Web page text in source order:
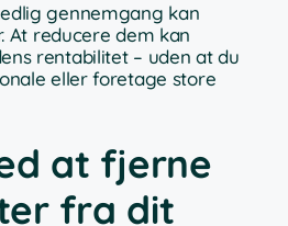
gennemgang kan
At reducere dem kan
rentabilitet – uden at du
eller foretage store
at fjerne
fra dit